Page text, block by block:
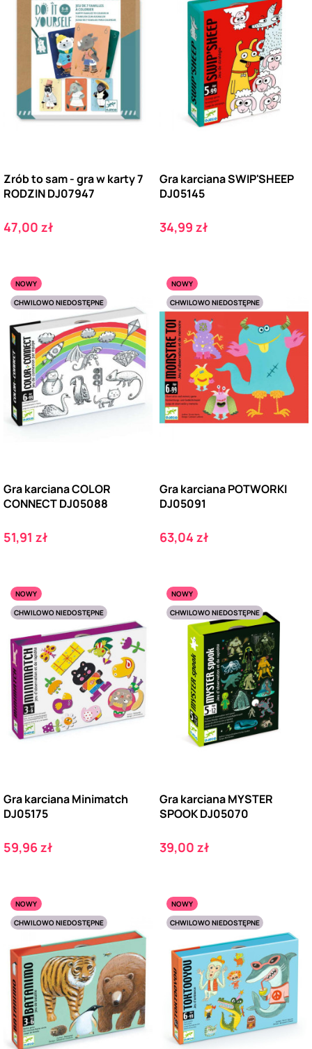
Zrób to sam - gra w karty 7
RODZIN DJ07947
Cena
47,00 zł
Gra karciana SWIP'SHEEP
DJ05145
Cena
34,99 zł
NOWY
CHWILOWO NIEDOSTĘPNE
Gra karciana COLOR
CONNECT DJ05088
Cena
51,91 zł
NOWY
CHWILOWO NIEDOSTĘPNE
Gra karciana POTWORKI
DJ05091
Cena
63,04 zł
NOWY
CHWILOWO NIEDOSTĘPNE
Gra karciana Minimatch
DJ05175
Cena
59,96 zł
NOWY
CHWILOWO NIEDOSTĘPNE
Gra karciana MYSTER
SPOOK DJ05070
Cena
39,00 zł
NOWY
CHWILOWO NIEDOSTĘPNE
NOWY
CHWILOWO NIEDOSTĘPNE